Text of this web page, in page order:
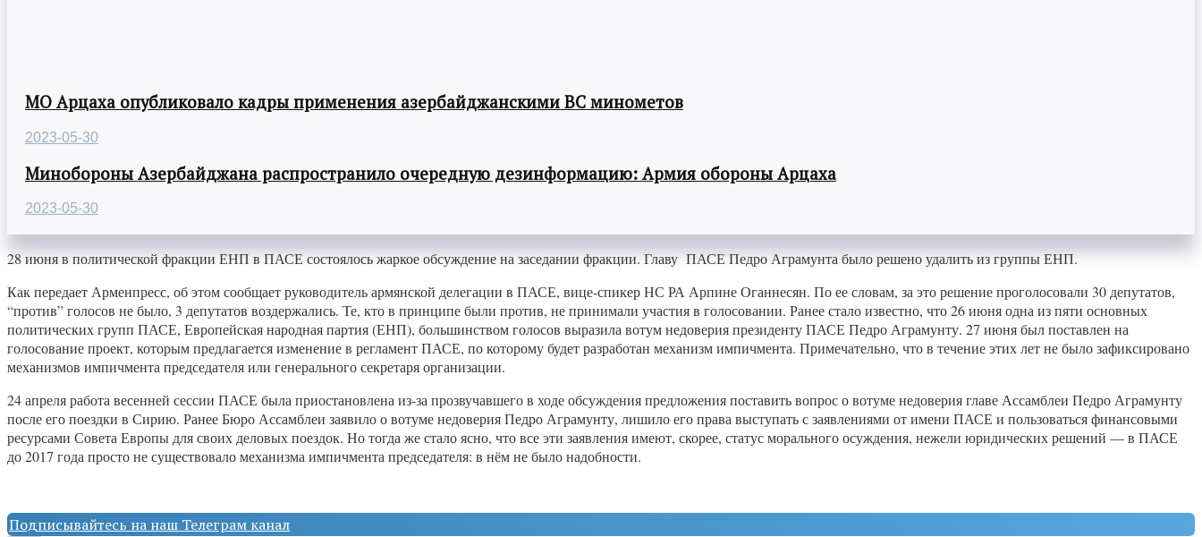
МО Арцаха опубликовало кадры применения азербайджанскими ВС минометов
2023-05-30
Минобороны Азербайджана распространило очередную дезинформацию: Армия обороны Арцаха
2023-05-30
28 июня в политической фракции ЕНП в ПАСЕ состоялось жаркое обсуждение на заседании фракции. Главу ПАСЕ Педро Аграмунта было решено удалить из группы ЕНП.
Как передает Арменпресс, об этом сообщает руководитель армянской делегации в ПАСЕ, вице-спикер НС РА Арпине Оганнесян. По ее словам, за это решение проголосовали 30 депутатов,
“против” голосов не было, 3 депутатов воздержались. Те, кто в принципе были против, не принимали участия в голосовании. Ранее стало известно, что 26 июня одна из пяти основных
политических групп ПАСЕ, Европейская народная партия (ЕНП), большинством голосов выразила вотум недоверия президенту ПАСЕ Педро Аграмунту. 27 июня был поставлен на
голосование проект, которым предлагается изменение в регламент ПАСЕ, по которому будет разработан механизм импичмента. Примечательно, что в течение этих лет не было зафиксировано
механизмов импичмента председателя или генерального секретаря организации.
24 апреля работа весенней сессии ПАСЕ была приостановлена из-за прозвучавшего в ходе обсуждения предложения поставить вопрос о вотуме недоверия главе Ассамблеи Педро Аграмунту
после его поездки в Сирию. Ранее Бюро Ассамблеи заявило о вотуме недоверия Педро Аграмунту, лишило его права выступать с заявлениями от имени ПАСЕ и пользоваться финансовыми
ресурсами Совета Европы для своих деловых поездок. Но тогда же стало ясно, что все эти заявления имеют, скорее, статус морального осуждения, нежели юридических решений — в ПАСЕ
до 2017 года просто не существовало механизма импичмента председателя: в нём не было надобности.
Подписывайтесь на наш Телеграм канал